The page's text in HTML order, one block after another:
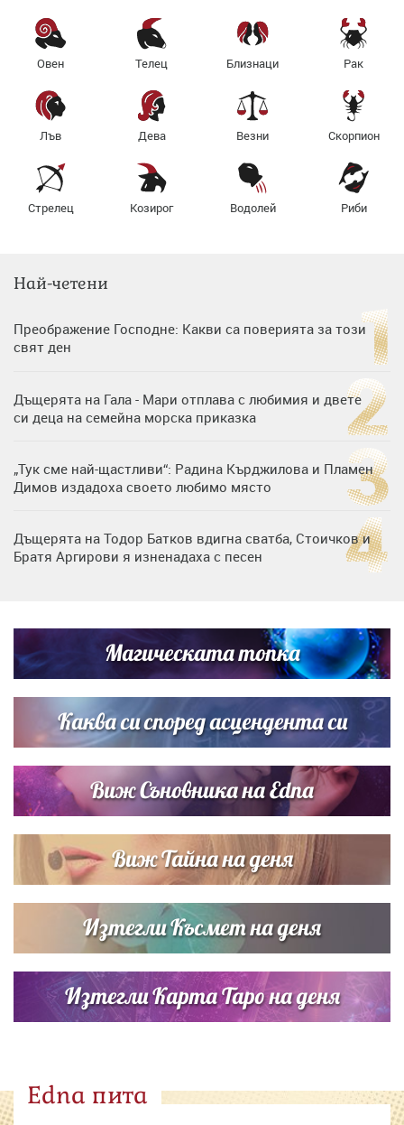
Овен Телец Близнаци Рак
Лъв Дева Везни Скорпион
Стрелец Козирог Водолей Риби
Най-четени
Преображение Господне: Какви са поверията за този
свят ден
Дъщерята на Гала - Мари отплава с любимия и двете
си деца на семейна морска приказка
„Тук сме най-щастливи“: Радина Кърджилова и Пламен
Димов издадоха своето любимо място
Дъщерята на Тодор Батков вдигна сватба, Стоичков и
Братя Аргирови я изненадаха с песен
Списъкът е ясен: Джей Ло и Риана във ВИП гостите на
сватбата на Роналдо
Магическата топка
Каква си според асцендента си
Виж Съновника на Edna
Виж Тайна на деня
Изтегли Късмет на деня
Изтегли Карта Таро на деня
Edna пита